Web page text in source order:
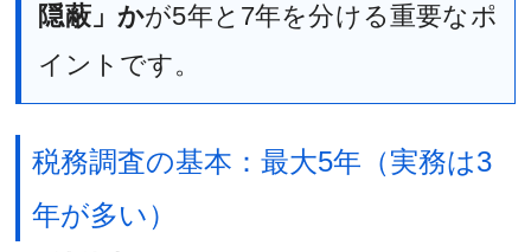
隠蔽」かが5年と7年を分ける重要なポ
イントです。
税務調査の基本：最大5年（実務は3
年が多い）